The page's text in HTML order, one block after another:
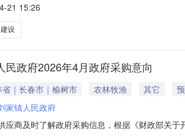
条道路，总长2300米1451228.002026年05月
府初审：
21 15:26
设
民政府2026年4月政府采购意向
省｜长春市｜榆树市 农林牧渔 其它
家镇人民政府
应商及时了解政府采购信息，根据《财政部关